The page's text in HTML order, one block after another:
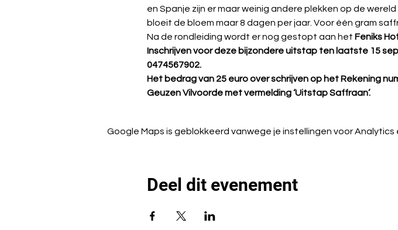
en Spanje zijn er maar weinig andere plekken op de
bloeit de bloem maar 8 dagen per jaar. Voor één gram
Na de rondleiding wordt er nog gestopt aan het Feniks
Inschrijven voor deze bijzondere uitstap ten laatste 15
0474567902.
Het bedrag van 25 euro over schrijven op het Rekening
Geuzen Vilvoorde met vermelding ‘Uitstap Saffraan’.
Google Maps is geblokkeerd vanwege je instellingen voor Analytics
Deel dit evenement